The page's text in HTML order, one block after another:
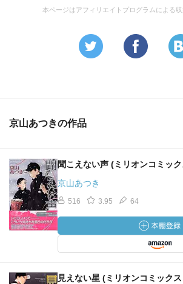
本ページはアフィリエイトプログラムによる
京山あつきの作品
聞こえない声 (ミリオンコミッ
京山あつき
516 3.95 64
見えない星 (ミリオンコミック